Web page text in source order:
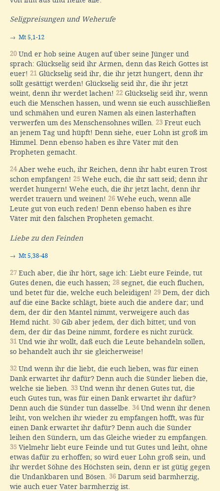
Seligpreisungen und Weherufe
→ Mt 5,1-12
20 Und er hob seine Augen auf über seine Jünger und
sprach: Glückselig seid ihr Armen, denn das Reich Gottes ist
euer! 21 Glückselig seid ihr, die ihr jetzt hungert, denn ihr
sollt gesättigt werden! Glückselig seid ihr, die ihr jetzt
weint, denn ihr werdet lachen! 22 Glückselig seid ihr, wenn
euch die Menschen hassen, und wenn sie euch ausschließen
und schmähen und euren Namen als einen lasterhaften
verwerfen um des Menschensohnes willen. 23 Freut euch
an jenem Tag und hüpft! Denn siehe, euer Lohn ist groß im
Himmel. Denn ebenso haben es ihre Väter mit den
Propheten gemacht.
24Aber wehe euch, ihr Reichen, denn ihr habt euren Trost
schon empfangen! 25 Wehe euch, die ihr satt seid; denn ihr
werdet hungern! Wehe euch, die ihr jetzt lacht, denn ihr
werdet trauern und weinen! 26 Wehe euch, wenn alle
Leute gut von euch reden! Denn ebenso haben es ihre
Väter mit den falschen Propheten gemacht.
Liebe zu den Feinden
→ Mt 5,38-48
27 Euch aber, die ihr hört, sage ich: Liebt eure Feinde, tut
Gutes denen, die euch hassen; 28 segnet, die euch fluchen,
und betet für die, welche euch beleidigen! 29 Dem, der dich
auf die eine Backe schlägt, biete auch die andere dar; und
dem, der dir den Mantel nimmt, verweigere auch das
Hemd nicht. 30 Gib aber jedem, der dich bittet; und von
dem, der dir das Deine nimmt, fordere es nicht zurück.
31 Und wie ihr wollt, daß euch die Leute behandeln sollen,
so behandelt auch ihr sie gleicherweise!
32 Und wenn ihr die liebt, die euch lieben, was für einen
Dank erwartet ihr dafür? Denn auch die Sünder lieben die,
welche sie lieben. 33 Und wenn ihr denen Gutes tut, die
euch Gutes tun, was für einen Dank erwartet ihr dafür?
Denn auch die Sünder tun dasselbe. 34Und wenn ihr denen
leiht, von welchen ihr wieder zu empfangen hofft, was für
einen Dank erwartet ihr dafür? Denn auch die Sünder
leihen den Sündern, um das Gleiche wieder zu empfangen.
35 Vielmehr liebt eure Feinde und tut Gutes und leiht, ohne
etwas dafür zu erhoffen; so wird euer Lohn groß sein, und
ihr werdet Söhne des Höchsten sein, denn er ist gütig gegen
die Undankbaren und Bösen. 36 Darum seid barmherzig,
wie auch euer Vater barmherzig ist.